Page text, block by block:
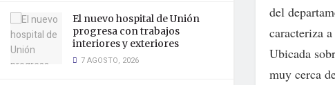
El nuevo hospital de Unión
progresa con trabajos
interiores y exteriores
7 AGOSTO, 2026
del
caracteriza
Ubicada
muy cerca